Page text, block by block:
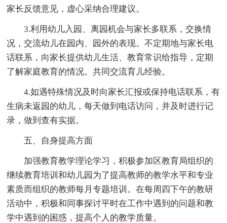
家长反馈意见，虚心采纳合理建议。
3.利用幼儿入园、离园机会与家长多联系，交换情
况，交流幼儿在园内、园外的表现。不定期地与家长电
话联系，向家长提供幼儿生活、教育常识给指导，定期
了解家庭教育的情况。共同交流育儿经验。
4.如遇特殊情况及时向家长汇报或保持电话联系，有
生病未返园的幼儿，每天做到电话访问，并及时进行记
录，做到查有实据。
五、自身提高方面
加强教育教学理论学习，积极参加区教育局组织的
继续教育培训和幼儿园为了提高教师的教学水平和专业
素质而组织的教师每月专题培训。在每周四下午的教研
活动中，积极和同事探讨平时在工作中遇到的问题和教
学中遇到的困惑，提高个人的教学质量。